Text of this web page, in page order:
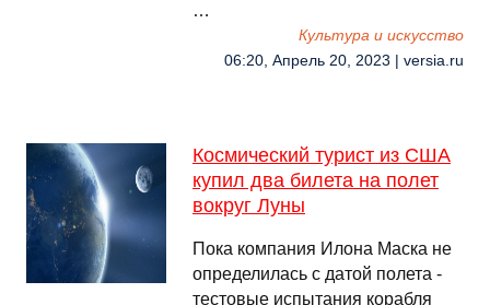
…
Культура и искусство
06:20, Апрель 20, 2023 | versia.ru
Космический турист из США
купил два билета на полет
вокруг Луны
Пока компания Илона Маска не
определилась с датой полета -
тестовые испытания корабля